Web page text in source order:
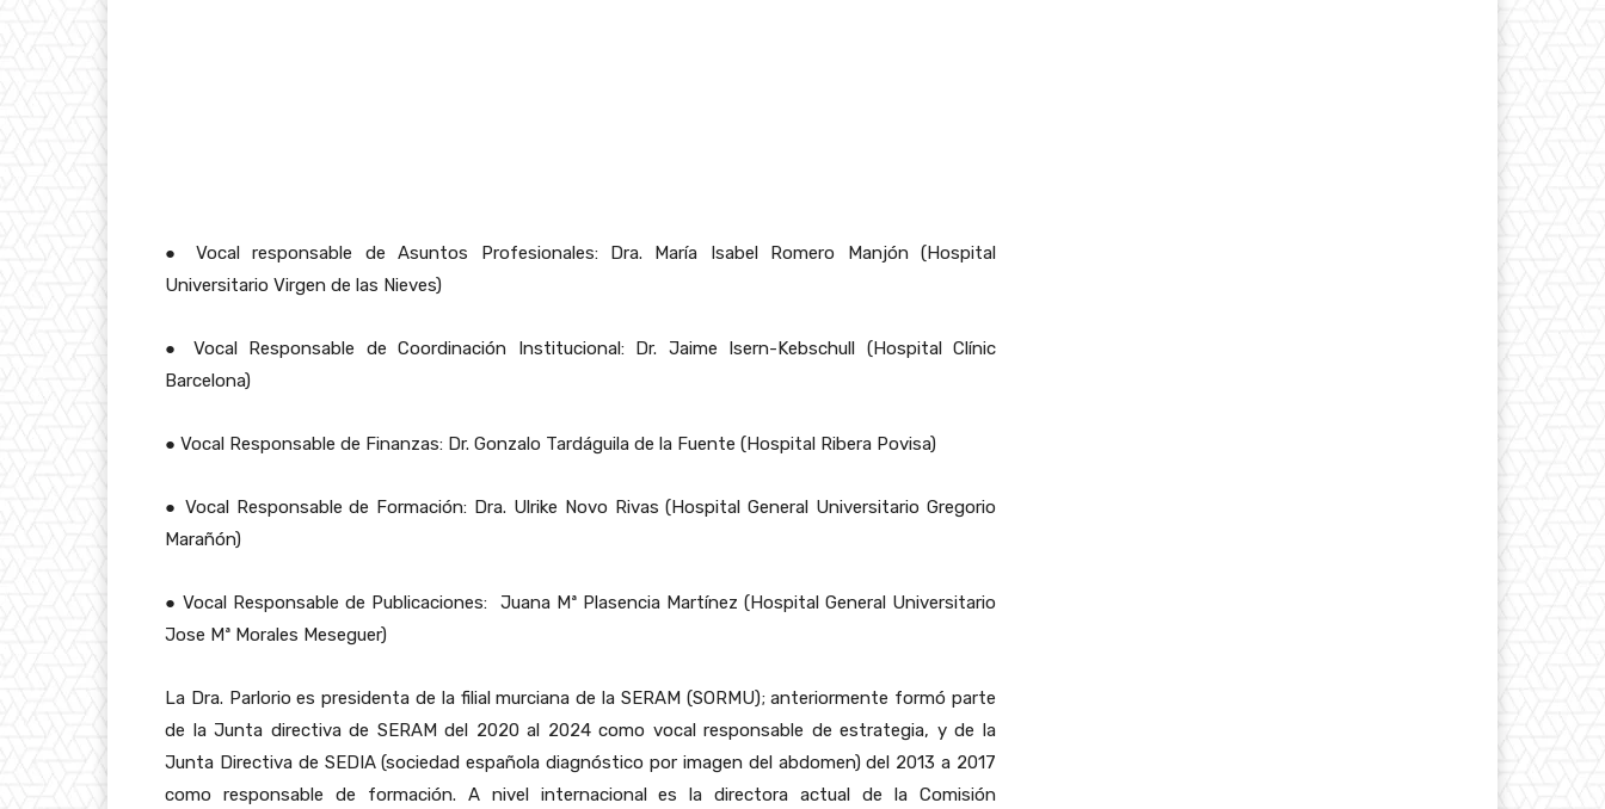
●
Vocal responsable de Asuntos Profesionales: Dra. María Isabel Romero Manjón (Hospital
Universitario Virgen de las Nieves)
●
Vocal Responsable de Coordinación Institucional: Dr. Jaime Isern-Kebschull (Hospital Clínic
Barcelona)
● Vocal Responsable de Finanzas: Dr. Gonzalo Tardáguila de la Fuente (Hospital Ribera Povisa)
● Vocal Responsable de Formación: Dra. Ulrike Novo Rivas (Hospital General Universitario Gregorio
Marañón)
● Vocal Responsable de Publicaciones: Juana Mª Plasencia Martínez (Hospital General Universitario
Jose Mª Morales Meseguer)
La Dra. Parlorio es presidenta de la filial murciana de la SERAM (SORMU); anteriormente formó parte
de la Junta directiva de SERAM del 2020 al 2024 como vocal responsable de estrategia, y de la
Junta Directiva de SEDIA (sociedad española diagnóstico por imagen del abdomen) del 2013 a 2017
como responsable de formación. A nivel internacional es la directora actual de la Comisión